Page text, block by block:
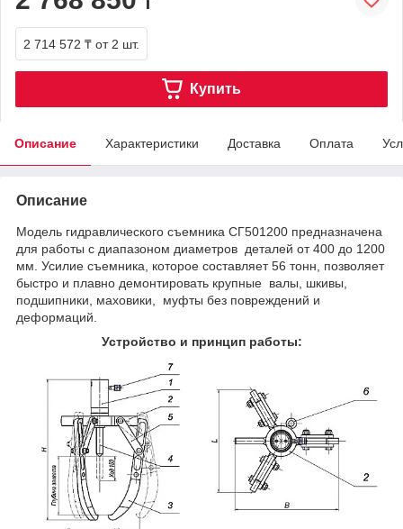
2 714 572 ₸ от 2 шт.
Купить
Описание Характеристики Доставка Оплата
Описание
Модель гидравлического съемника СГ501200 предназначена
для работы с диапазоном диаметров деталей от 400 до 1200
мм. Усилие съемника, которое составляет 56 тонн, позволяет
быстро и плавно демонтировать крупные валы, шкивы,
подшипники, маховики, муфты без повреждений и
деформаций.
Устройство и принцип работы: